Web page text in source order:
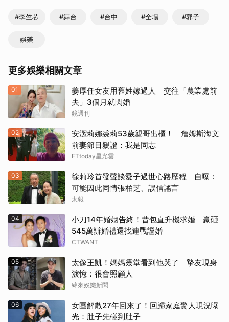
#李竺芯 #舞台 #台中 #全場 #郭子
娛樂
更多娛樂相關文章
01
姜厚任女友用舊姓嫁過人 交往「農業處前
夫」3個月就閃婚
鏡週刊
02
安潔莉娜裘莉53歲親哥出櫃！ 詹姆斯海文
前妻節目親證：我是同志
ETtoday星光雲
03
徐莉玲首發聲談愛子過世心路歷程 自曝：
可能因此同情張柏芝、誤信謠言
太報
04
小刀14年婚姻告終！昔包直升機求婚 豪砸
545萬辦婚禮還找連戰證婚
CTWANT
05
太像王凱！媽媽靈堂看到他哭了 摯友現身
淚憶：很會照顧人
緯來娛樂新聞
06
女團解散27年回來了！回歸家庭驚人現況曝
光：肚子先碰到肚子